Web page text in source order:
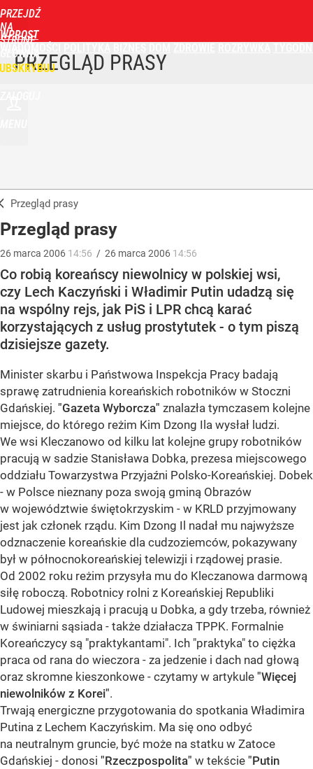
PRZEJDŹ
NA
STRONĘ
GŁÓWNĄ
WPROST
PRZEGLĄD PRASY
Przegląd prasy
Przegląd prasy
26 marca 2006 14:56 / 26 marca 2006 14:56
Co robią koreańscy niewolnicy w polskiej wsi,
czy Lech Kaczyński i Władimir Putin udadzą się
na wspólny rejs, jak PiS i LPR chcą karać
korzystających z usług prostytutek - o tym piszą
dzisiejsze gazety.
Minister skarbu i Państwowa Inspekcja Pracy badają
sprawę zatrudnienia koreańskich robotników w Stoczni
Gdańskiej. "Gazeta Wyborcza" znalazła tymczasem kolejne
miejsce, do którego reżim Kim Dzong Ila wysłał ludzi.
We wsi Kleczanowo od kilku lat kolejne grupy robotników
pracują w sadzie Stanisława Dobka, prezesa miejscowego
oddziału Towarzystwa Przyjaźni Polsko-Koreańskiej. Dobek
- w Polsce nieznany poza swoją gminą Obrazów
w województwie świętokrzyskim - w KRLD przyjmowany
jest jak członek rządu. Kim Dzong Il nadał mu najwyższe
odznaczenie koreańskie dla cudzoziemców, pokazywany
był w północnokoreańskiej telewizji i rządowej prasie.
Od 2002 roku reżim przysyła mu do Kleczanowa darmową
siłę roboczą. Robotnicy rolni z Koreańskiej Republiki
Ludowej mieszkają i pracują u Dobka, a gdy trzeba, również
w świniarni sąsiada - także działacza TPPK. Formalnie
Koreańczycy są "praktykantami". Ich "praktyka" to ciężka
praca od rana do wieczora - za jedzenie i dach nad głową
oraz skromne kieszonkowe - czytamy w artykule "Więcej
niewolników z Korei".
Trwają energiczne przygotowania do spotkania Władimira
Putina z Lechem Kaczyńskim. Ma się ono odbyć
na neutralnym gruncie, być może na statku w Zatoce
Gdańskiej - donosi "Rzeczpospolita" w tekście "Putin